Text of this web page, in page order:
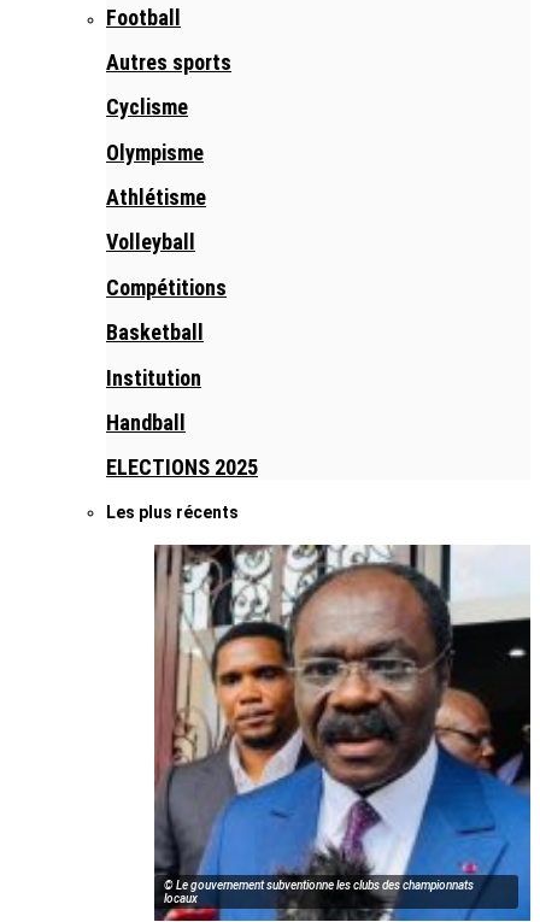
Football
Autres sports
Cyclisme
Olympisme
Athlétisme
Volleyball
Compétitions
Basketball
Institution
Handball
ELECTIONS 2025
Les plus récents
© Le gouvernement subventionne les clubs des championnats
locaux